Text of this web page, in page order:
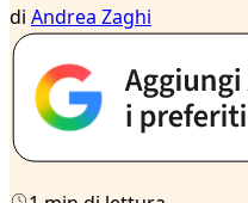
di Andrea Zaghi